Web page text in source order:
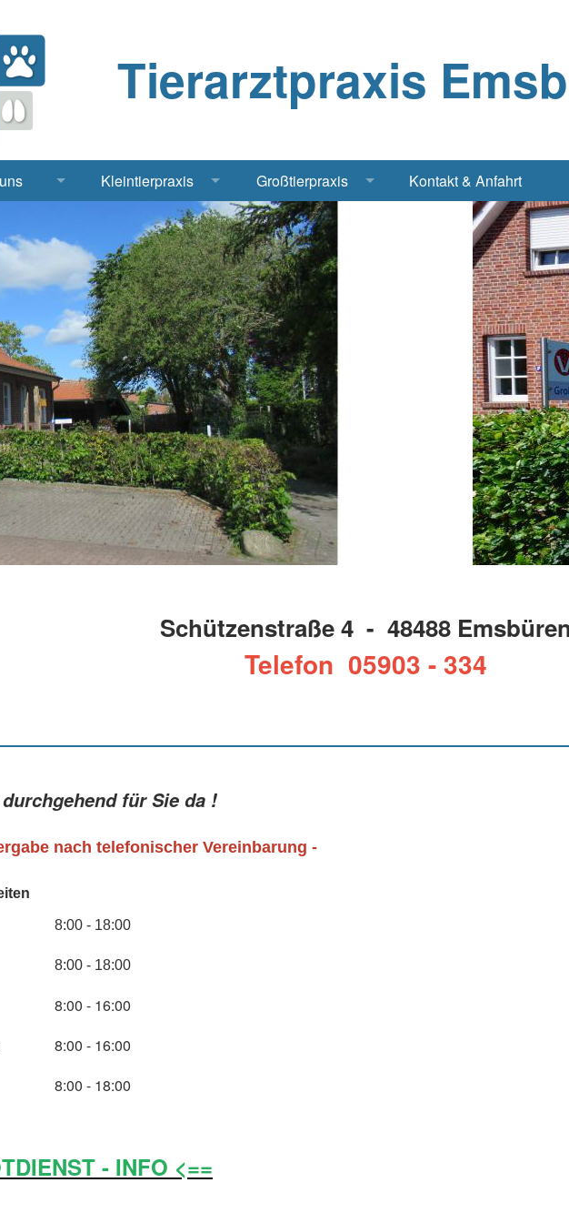
Tierarztpraxis
Kleintierpraxis
Hund, Katze
Heimtiere
Röntgen Ultraschall Elektrochirurgie Narkose
Großtierpraxis
Bestandsbetreuung Schwein
Bestandsbetreuung Rind
Pferde
Geflügel, Tauben, Hühner
Kontakt & Anfahrt
Schützenstraße 4 - 48488
Telefon 05903 - 334
für Sie da !
nach telefonischer Vereinbarung -
8:00 - 18:00
8:00 - 18:00
8:00 - 16:00
8:00 - 16:00
8:00 - 18:00
- INFO <==